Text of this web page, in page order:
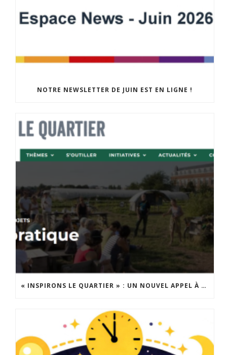
NOTRE NEWSLETTER DE JUIN EST EN LIGNE !
« INSPIRONS LE QUARTIER » : UN NOUVEL APPEL À PROJETS EST LANCÉ !